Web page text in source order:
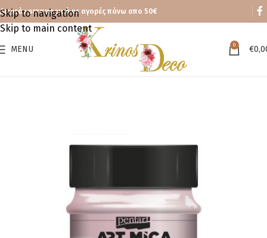
Skip to navigation
Skip to main content
Δωρεάν μεταφορικά με αγορές πάνω απο 50€
MENU 0 €